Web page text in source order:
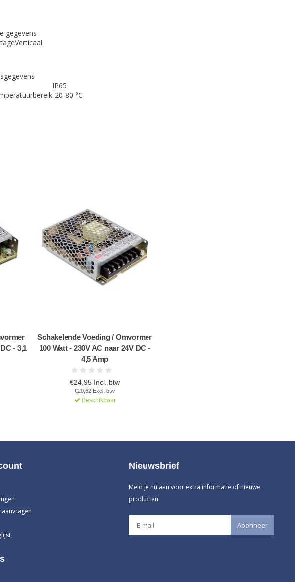
gegevens
Verticaal
IP65
-20-80 °C
- 3,1
Schakelende Voeding / Omvormer
100 Watt - 230V AC naar 24V DC -
4,5 Amp
€24,95 Incl. btw
€20,62 Excl. btw
Beschikbaar
Nieuwsbrief
Meld je nu aan voor extra informatie of nieuwe
producten
Abonneer